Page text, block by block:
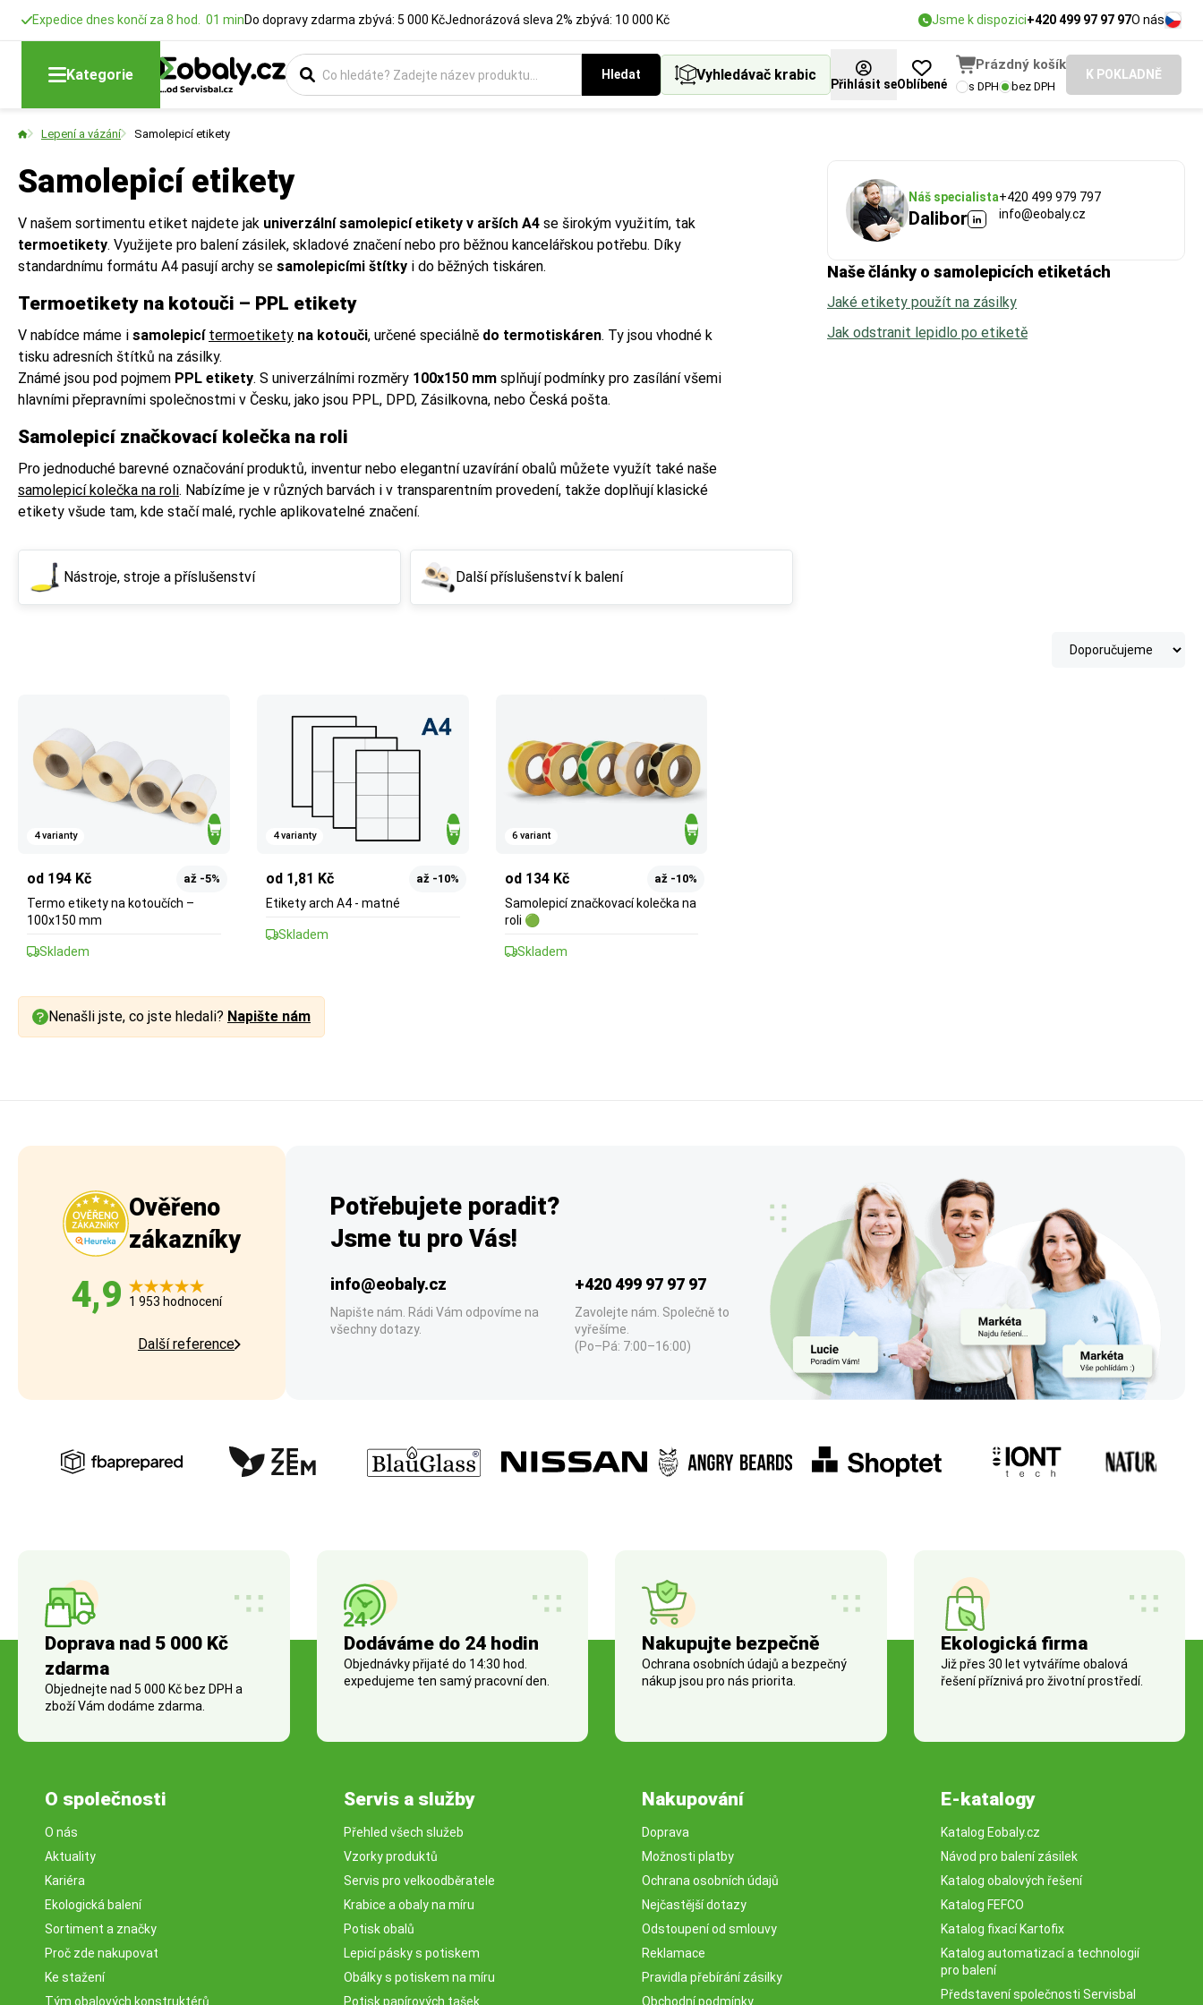
Expedice dnes končí za 8 hod. 01 minDo dopravy zdarma zbývá: 5 000 KčJednorázová sleva 2% zbývá: 10 000 Kč Jsme k dispozici+420 499 97 97 97O nás
Kategorie Hledat Vyhledávač krabic
Přihlásit seOblíbené
Prázdný košík
s DPH bez DPH
K POKLADNĚ
Lepení a vázání Samolepicí etikety
Samolepicí etikety
V našem sortimentu etiket najdete jak univerzální samolepicí etikety v arších A4 se širokým využitím, tak
termoetikety. Využijete pro balení zásilek, skladové značení nebo pro běžnou kancelářskou potřebu. Díky
standardnímu formátu A4 pasují archy se samolepicími štítky i do běžných tiskáren.
Termoetikety na kotouči – PPL etikety
V nabídce máme i samolepicí termoetikety na kotouči, určené speciálně do termotiskáren. Ty jsou vhodné k
tisku adresních štítků na zásilky.
Známé jsou pod pojmem PPL etikety. S univerzálními rozměry 100x150 mm splňují podmínky pro zasílání všemi
hlavními přepravními společnostmi v Česku, jako jsou PPL, DPD, Zásilkovna, nebo Česká pošta.
Samolepicí značkovací kolečka na roli
Pro jednoduché barevné označování produktů, inventur nebo elegantní uzavírání obalů můžete využít také naše
samolepicí kolečka na roli. Nabízíme je v různých barvách i v transparentním provedení, takže doplňují klasické
etikety všude tam, kde stačí malé, rychle aplikovatelné značení.
Náš specialista
Dalibor
+420 499 979 797
info@eobaly.cz
Naše články o samolepicích etiketách
Jaké etikety použít na zásilky
Jak odstranit lepidlo po etiketě
Nástroje, stroje a příslušenství Další příslušenství k balení
4 varianty
od 194 Kč až -5%
Termo etikety na kotoučích –
100x150 mm
Skladem
4 varianty
od 1,81 Kč až -10%
Etikety arch A4 - matné
Skladem
6 variant
od 134 Kč až -10%
Samolepicí značkovací kolečka na
roli 🟢
Skladem
Nenašli jste, co jste hledali? Napište nám
Ověřeno
zákazníky
4,9 1 953 hodnocení
Další reference
Potřebujete poradit?
Jsme tu pro Vás!
info@eobaly.cz
Napište nám. Rádi Vám odpovíme na
všechny dotazy.
+420 499 97 97 97
Zavolejte nám. Společně to
vyřešíme.
(Po–Pá: 7:00–16:00)
Doprava nad 5 000 Kč
zdarma
Objednejte nad 5 000 Kč bez DPH a
zboží Vám dodáme zdarma.
Dodáváme do 24 hodin
Objednávky přijaté do 14:30 hod.
expedujeme ten samý pracovní den.
Nakupujte bezpečně
Ochrana osobních údajů a bezpečný
nákup jsou pro nás priorita.
Ekologická firma
Již přes 30 let vytváříme obalová
řešení příznivá pro životní prostředí.
O společnosti
O nás
Aktuality
Kariéra
Ekologická balení
Sortiment a značky
Proč zde nakupovat
Ke stažení
Tým obalových konstruktérů
Servis a služby
Přehled všech služeb
Vzorky produktů
Servis pro velkoodběratele
Krabice a obaly na míru
Potisk obalů
Lepicí pásky s potiskem
Obálky s potiskem na míru
Potisk papírových tašek
Nakupování
Doprava
Možnosti platby
Ochrana osobních údajů
Nejčastější dotazy
Odstoupení od smlouvy
Reklamace
Pravidla přebírání zásilky
Obchodní podmínky
E-katalogy
Katalog Eobaly.cz
Návod pro balení zásilek
Katalog obalových řešení
Katalog FEFCO
Katalog fixací Kartofix
Katalog automatizací a technologií
pro balení
Představení společnosti Servisbal